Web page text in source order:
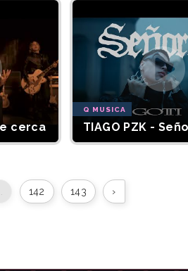
cerca
Q MUSICA
TIAGO PZK -
142 143 ›